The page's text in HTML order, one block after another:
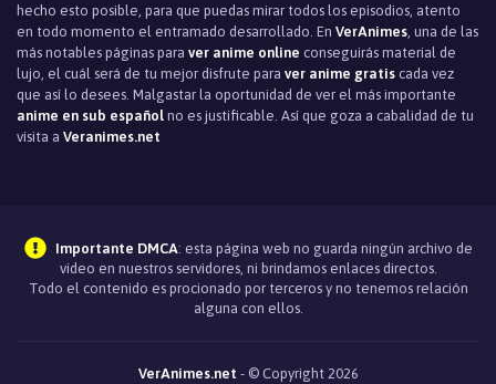
hecho esto posible, para que puedas mirar todos los episodios, atento
en todo momento el entramado desarrollado. En VerAnimes , una de las
más notables páginas para ver anime online conseguirás material de
lujo, el cuál será de tu mejor disfrute para ver anime gratis cada vez
que así lo desees. Malgastar la oportunidad de ver el más importante
anime en sub español no es justificable. Así que goza a cabalidad de tu
visita a Veranimes.net
Importante DMCA: esta página web no guarda ningún archivo de
video en nuestros servidores, ni brindamos enlaces directos.
Todo el contenido es procionado por terceros y no tenemos relación
alguna con ellos.
VerAnimes.net - © Copyright 2026